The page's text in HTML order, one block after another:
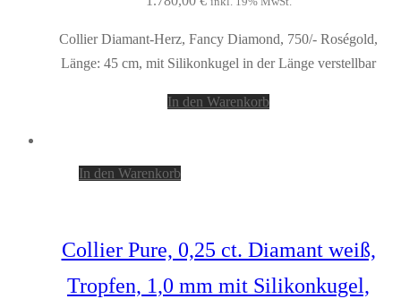
Collier Diamant-Herz, Fancy Diamond, 750/- Roségold,
Länge: 45 cm, mit Silikonkugel in der Länge verstellbar
In den Warenkorb
In den Warenkorb
Collier Pure, 0,25 ct. Diamant weiß,
Tropfen, 1,0 mm mit Silikonkugel,